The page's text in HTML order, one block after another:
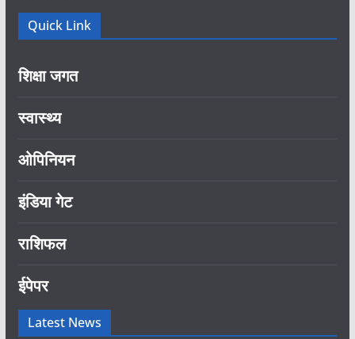
Quick Link
शिक्षा जगत
स्वास्थ्य
ओपिनियन
इंडिया गेट
राशिफल
ईपेपर
Latest News